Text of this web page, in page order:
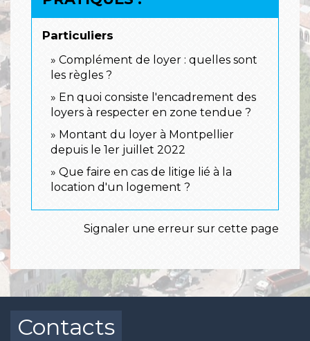
Particuliers
Complément de loyer : quelles sont
les règles ?
En quoi consiste l'encadrement des
loyers à respecter en zone tendue ?
Montant du loyer à Montpellier
depuis le 1er juillet 2022
Que faire en cas de litige lié à la
location d'un logement ?
Signaler une erreur sur cette page
Contacts